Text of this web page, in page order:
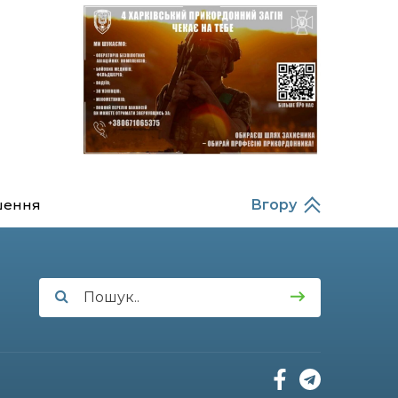
Балабаєнка (ВІДЕО)
08:46
23 лип
Командир гармати
Руслан Козирін: «Змінити
підрозділ чи бригаду –
навіть думки не було»
20:36
Нова кав’ярня в Сумах: як
родина військового з
Вгору